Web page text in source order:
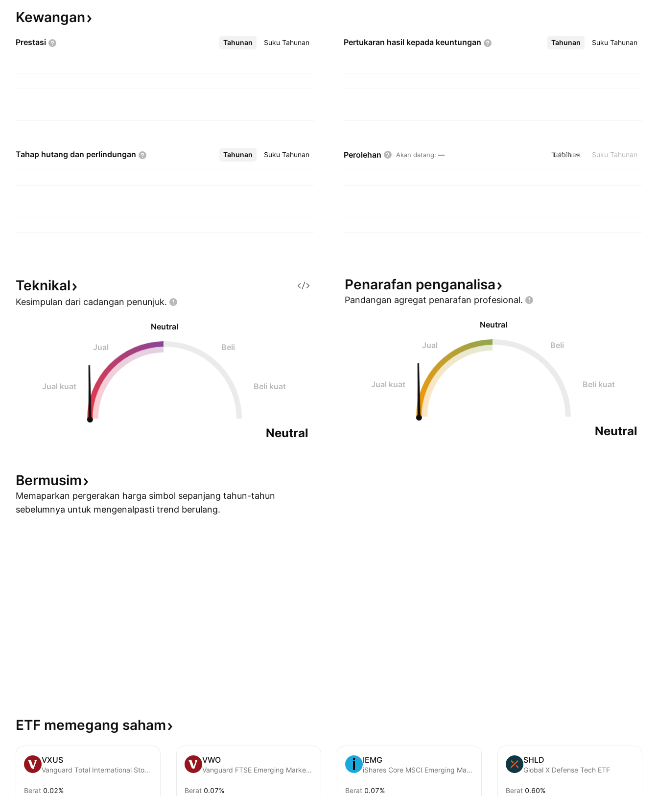
Kewangan
Prestasi Tahunan Suku Tahunan
Lebih Pertukaran hasil kepada keuntungan Tahunan Suku Tahunan
Lebih
Tahap hutang dan perlindungan Tahunan Suku Tahunan
Lebih Perolehan Akan datang: — Tahunan Suku Tahunan
Lebih
Teknikal
Kesimpulan dari cadangan penunjuk.
Neutral
Jual Beli
Jual kuat Beli kuat
Neutral
Penarafan penganalisa
Pandangan agregat penarafan profesional.
Neutral
Jual Beli
Jual kuat Beli kuat
Neutral
Bermusim
Memaparkan pergerakan harga simbol sepanjang tahun-tahun
sebelumnya untuk mengenalpasti trend berulang.
ETF memegang saham
VXUS
Vanguard Total International Stock ETF
Berat 0.02%
VWO
Vanguard FTSE Emerging Markets ETF
Berat 0.07%
IEMG
iShares Core MSCI Emerging Markets ETF
Berat 0.07%
SHLD
Global X Defense Tech ETF
Berat 0.60%